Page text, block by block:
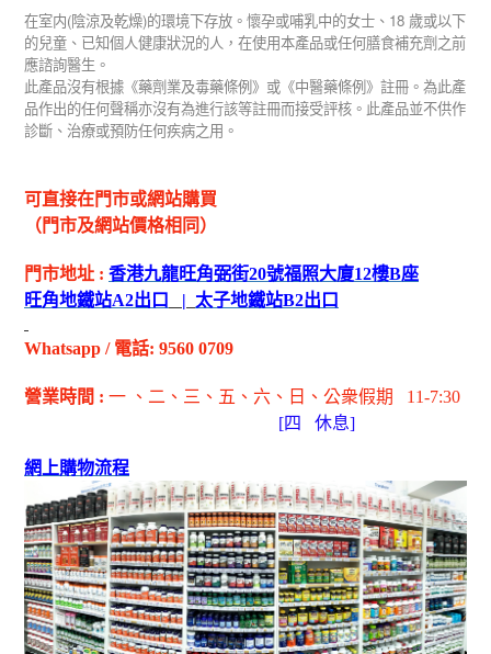
在室内(陰涼及乾燥)的環境下存放。懷孕或哺乳中的女士、 18 歲或以下
的兒童、已知個人健康狀況的人，在使用本產品或任何膳食補充劑之前
應諮詢醫生。
此產品沒有根據《藥劑業及毒藥條例》或《中醫藥條例》註冊。為此產
品作出的任何聲稱亦沒有為進行該等註冊而接受評核。此產品並不供作
診斷、治療或預防任何疾病之用。
可直接在門市或網站購買
（門市及網站價格相同）
門市地址 : 香港九龍旺角弼街20號福照大廈12樓B座
旺角地鐵站A2出 口 | 太子地鐵站B2出 口
Whatsapp / 電話: 9560 0709
營業時間 : 一 、二、三、五 、六 、日 、公衆假期
11-7:30
[四 休息]
網上購物流程